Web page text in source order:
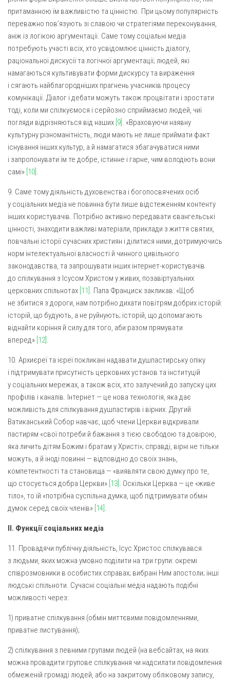
притаманною їм важливістю та цінністю. При цьому популярність
переважно пов’язують зі славою чи стратегіями переконування,
аніж із логікою аргументації. Саме тому соціальні медіа
потребують участі всіх, хто усвідомлює цінність діалогу,
раціональної дискусії та логічної аргументації; людей, які
намагаються культивувати форми дискурсу та вираження
і сягають найблагородніших прагнень учасників процесу
комунікації. Діалог і дебати можуть також процвітати і зростати
тоді, коли ми спілкуємося і серйозно сприймаємо людей, чиї
погляди відрізняються від наших [9] . «Враховуючи наявну
культурну різноманітність, люди мають не лише приймати факт
існування інших культур, а й намагатися збагачуватися ними
і запропонувати їм те добре, істинне і гарне, чим володіють вони
самі» [10] .
9. Саме тому діяльність духовенства і богопосвячених осіб
у соціальних медіа не повинна бути лише відстеженням контенту
інших користувачів. Потрібно активно передавати євангельські
цінності, знаходити важливі матеріали, приклади з життя святих,
повчальні історії сучасних християн і ділитися ними, дотримуючись
норм інтелектуальної власності й чинного цивільного
законодавства, та запрошувати інших інтернет-користувачів
до спілкування з Ісусом Христом у живих, позавіртуальних
церковних спільнотах [11] . Папа Франциск закликав: «Щоб
не збитися з дороги, нам потрібно дихати повітрям добрих історій:
історій, що будують, а не руйнують; історій, що допомагають
віднайти коріння й силу для того, аби разом прямувати
вперед» [12].
10. Архиєреї та ієреї покликані надавати душпастирську опіку
і підтримувати присутність церковних установ та інституцій
у соціальних мережах, а також всіх, хто залучений до запуску цих
профілів і каналів. Інтернет — це нова технологія, яка дає
можливість для спілкування душпастирів і вірних. Другий
Ватиканський Собор навчає, щоб члени Церкви відкривали
пастирям «свої потреби й бажання з тією свободою та довірою,
яка личить дітям Божим і братам у Христі»; справді, вірні не тільки
можуть, а й іноді повинні — відповідно до своїх знань,
компетентності та становища — «виявляти свою думку про те,
що стосується добра Церкви» [13] . Оскільки Церква — це «живе
тіло», то їй «потрібна суспільна думка, щоб підтримувати обмін
думок серед своїх членів» [14] .
II. Функції соціальних медіа
11. Провадячи публічну діяльність, Ісус Христос спілкувався
з людьми, яких можна умовно поділити на три групи: окремі
співрозмовники в особистих справах; вибрані Ним апостоли; інші
людські спільноти. Сучасні соціальні медіа надають подібні
можливості через:
1) приватне спілкування (обмін миттєвими повідомленнями,
приватне листування);
2) спілкування з певними групами людей (на вебсайтах, на яких
можна провадити групове спілкування чи надсилати повідомлення
обмеженій громаді людей, або на закритому обліковому запису,